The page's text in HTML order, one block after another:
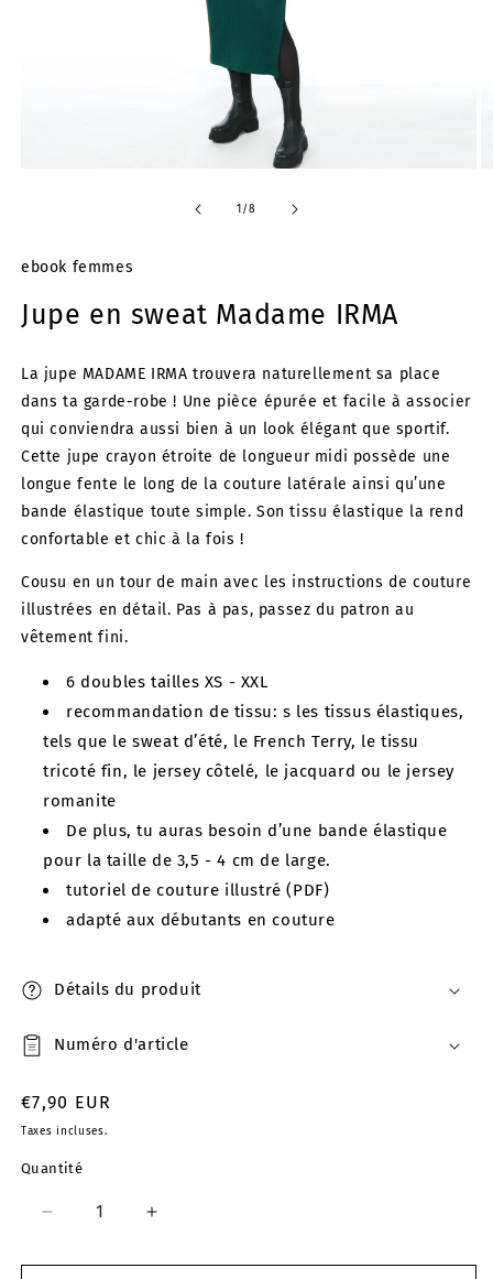
une
fenêtre
1 /de
8
ebook femmes
Jupe en sweat Madame IRMA
La jupe MADAME IRMA trouvera naturellement sa place
dans ta garde-robe ! Une pièce épurée et facile à associer
qui conviendra aussi bien à un look élégant que sportif.
Cette jupe crayon étroite de longueur midi possède une
longue fente le long de la couture latérale ainsi qu’une
bande élastique toute simple. Son tissu élastique la rend
confortable et chic à la fois !
Cousu en un tour de main avec les instructions de couture
illustrées en détail. Pas à pas, passez du patron au
vêtement fini.
6 doubles tailles XS - XXL
recommandation de tissu: s les tissus élastiques,
tels que le sweat d’été, le French Terry, le tissu
tricoté fin, le jersey côtelé, le jacquard ou le jersey
romanite
De plus, tu auras besoin d’une bande élastique
pour la taille de 3,5 - 4 cm de large.
tutoriel de couture illustré (PDF)
adapté aux débutants en couture
Détails du produit
Numéro d'article
Prix
habituel
€7,90 EUR
Taxes incluses.
Quantité
Réduire
quantité
Augmenter
quantité